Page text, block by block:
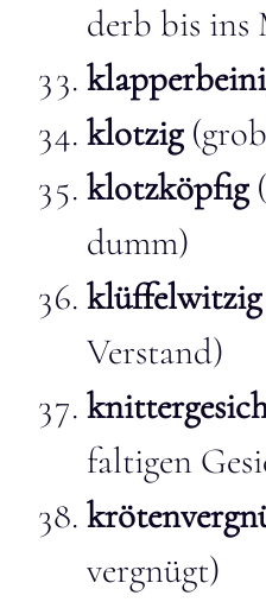
derb bis ins
klotzig
klotzköpfig
dumm)
klüffelwitzig
Verstand)
faltigen
vergnügt)